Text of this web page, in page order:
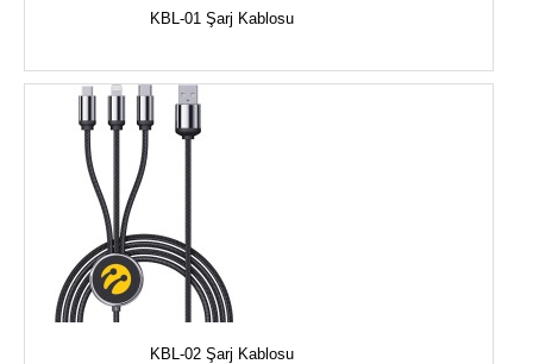
KBL-01 Şarj Kablosu
KBL-02 Şarj Kablosu